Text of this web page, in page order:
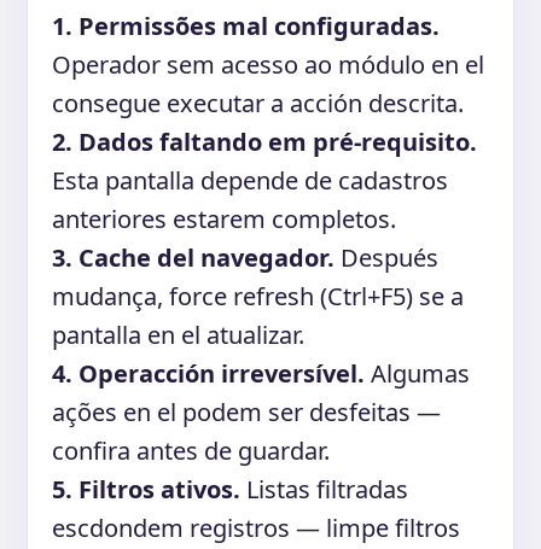
1. Permissões mal configuradas.
Operador sem acesso ao módulo en el
consegue executar a acción descrita.
2. Dados faltando em pré-requisito.
Esta pantalla depende de cadastros
anteriores estarem completos.
3. Cache del navegador. Después
mudança, force refresh (Ctrl+F5) se a
pantalla en el atualizar.
4. Operacción irreversível. Algumas
ações en el podem ser desfeitas —
confira antes de guardar.
5. Filtros ativos. Listas filtradas
escdondem registros — limpe filtros